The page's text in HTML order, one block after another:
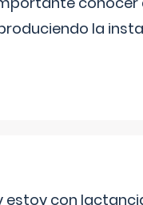
la
estoy con